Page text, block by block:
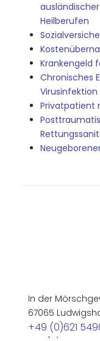
Heilberufen
Krankengeld
Chronisches
Virusinfektion
Privatpatient
In der
67065
+49 (0)621